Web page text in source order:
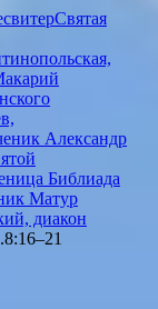
Святая
Александр
Библиада
Матур
диакон